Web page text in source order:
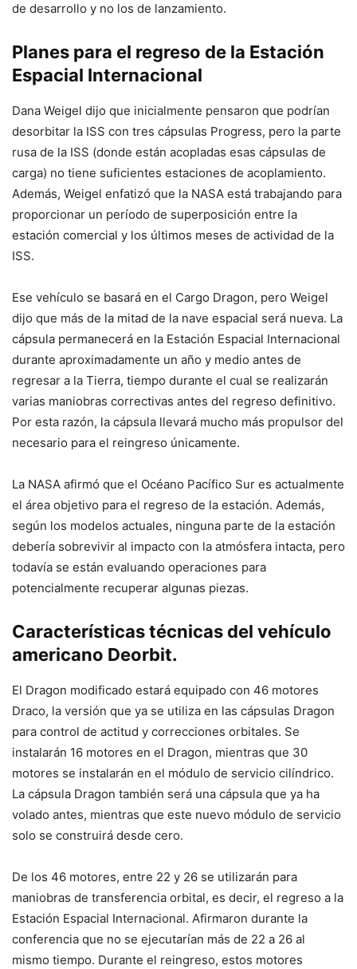
de desarrollo y no los de lanzamiento.
Planes para el regreso de la Estación
Espacial Internacional
Dana Weigel dijo que inicialmente pensaron que podrían
desorbitar la ISS con tres cápsulas Progress, pero la parte
rusa de la ISS (donde están acopladas esas cápsulas de
carga) no tiene suficientes estaciones de acoplamiento.
Además, Weigel enfatizó que la NASA está trabajando para
proporcionar un período de superposición entre la
estación comercial y los últimos meses de actividad de la
ISS.
Ese vehículo se basará en el Cargo Dragon, pero Weigel
dijo que más de la mitad de la nave espacial será nueva. La
cápsula permanecerá en la Estación Espacial Internacional
durante aproximadamente un año y medio antes de
regresar a la Tierra, tiempo durante el cual se realizarán
varias maniobras correctivas antes del regreso definitivo.
Por esta razón, la cápsula llevará mucho más propulsor del
necesario para el reingreso únicamente.
La NASA afirmó que el Océano Pacífico Sur es actualmente
el área objetivo para el regreso de la estación. Además,
según los modelos actuales, ninguna parte de la estación
debería sobrevivir al impacto con la atmósfera intacta, pero
todavía se están evaluando operaciones para
potencialmente recuperar algunas piezas.
Características técnicas del vehículo
americano Deorbit.
El Dragon modificado estará equipado con 46 motores
Draco, la versión que ya se utiliza en las cápsulas Dragon
para control de actitud y correcciones orbitales. Se
instalarán 16 motores en el Dragon, mientras que 30
motores se instalarán en el módulo de servicio cilíndrico.
La cápsula Dragon también será una cápsula que ya ha
volado antes, mientras que este nuevo módulo de servicio
solo se construirá desde cero.
De los 46 motores, entre 22 y 26 se utilizarán para
maniobras de transferencia orbital, es decir, el regreso a la
Estación Espacial Internacional. Afirmaron durante la
conferencia que no se ejecutarían más de 22 a 26 al
mismo tiempo. Durante el reingreso, estos motores